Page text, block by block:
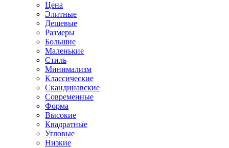
Цена
Элитные
Дешевые
Размеры
Большие
Маленькие
Стиль
Минимализм
Классические
Скандинавские
Современные
Форма
Высокие
Квадратные
Угловые
Низкие